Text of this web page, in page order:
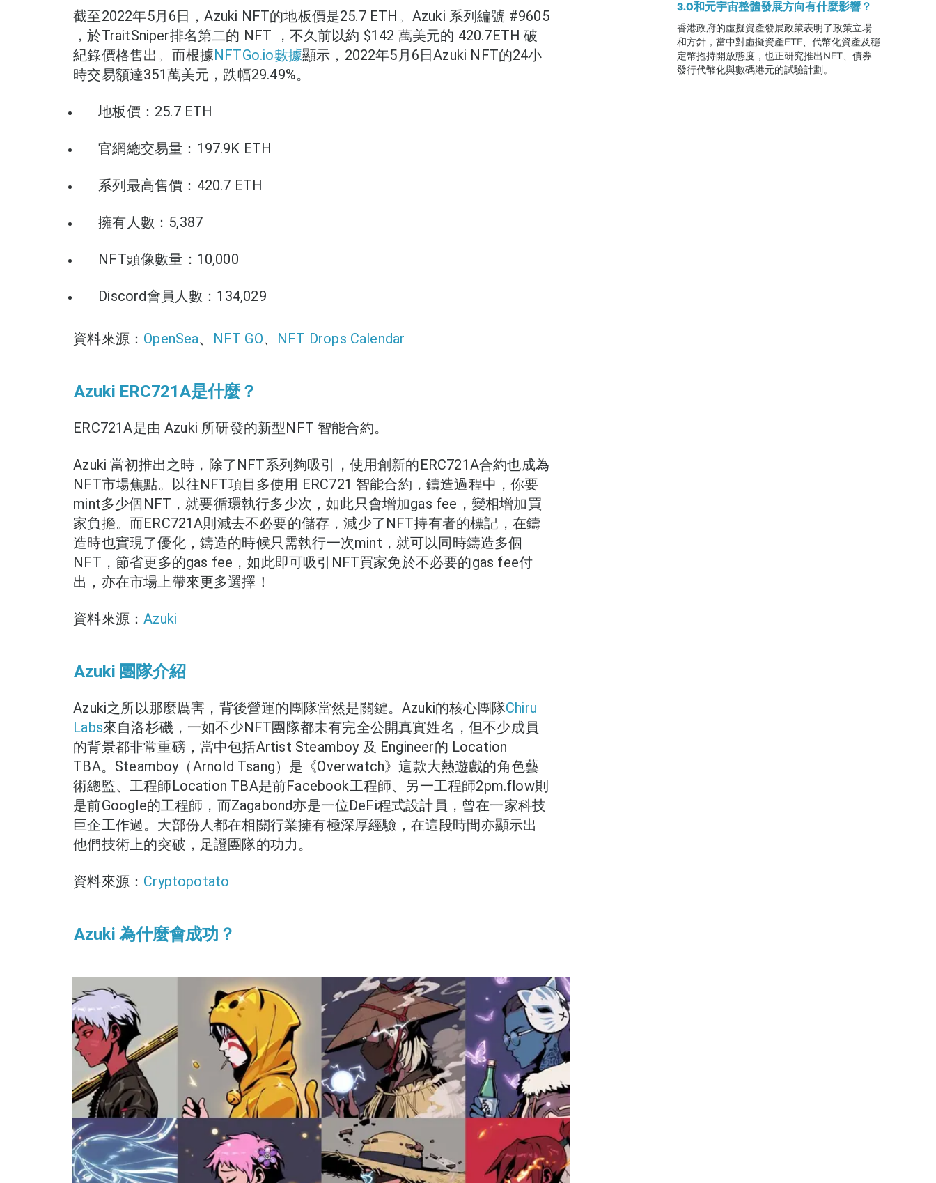
截至2022年5月6日，Azuki NFT的地板價是25.7 ETH。Azuki 系列編號 #9605
，於TraitSniper排名第二的 NFT ，不久前以約 $142 萬美元的 420.7ETH 破
紀錄價格售出。而根據NFTGo.io數據顯示，2022年5月6日Azuki NFT的24小
時交易額達351萬美元，跌幅29.49%。
地板價：25.7 ETH
官網總交易量：197.9K ETH
系列最高售價：420.7 ETH
擁有人數：5,387
NFT頭像數量：10,000
Discord會員人數：134,029
資料來源： OpenSea、 NFT GO、 NFT Drops Calendar
Azuki ERC721A是什麼？
ERC721A是由 Azuki 所研發的新型NFT 智能合約。
Azuki 當初推出之時，除了NFT系列夠吸引，使用創新的ERC721A合約也成為
NFT市場焦點。以往NFT項目多使用 ERC721 智能合約，鑄造過程中，你要
mint多少個NFT，就要循環執行多少次，如此只會增加gas fee，變相增加買
家負擔。而ERC721A則減去不必要的儲存，減少了NFT持有者的標記，在鑄
造時也實現了優化，鑄造的時候只需執行一次mint，就可以同時鑄造多個
NFT，節省更多的gas fee，如此即可吸引NFT買家免於不必要的gas fee付
出，亦在市場上帶來更多選擇！
資料來源：Azuki
Azuki 團隊介紹
Azuki之所以那麼厲害，背後營運的團隊當然是關鍵。Azuki的核心團隊Chiru
Labs來自洛杉磯，一如不少NFT團隊都未有完全公開真實姓名，但不少成員
的背景都非常重磅，當中包括Artist Steamboy 及 Engineer的 Location
TBA。Steamboy（Arnold Tsang）是《Overwatch》這款大熱遊戲的角色藝
術總監、工程師Location TBA是前Facebook工程師、另一工程師2pm.flow則
是前Google的工程師，而Zagabond亦是一位DeFi程式設計員，曾在一家科技
巨企工作過。大部份人都在相關行業擁有極深厚經驗，在這段時間亦顯示出
他們技術上的突破，足證團隊的功力。
資料來源： Cryptopotato
Azuki 為什麼會成功？
3.0和元宇宙整體發展方向有什麼影響？
香港政府的虛擬資產發展政策表明了政策立場
和方針，當中對虛擬資產ETF、代幣化資產及穩
定幣抱持開放態度，也正研究推出NFT、債券
發行代幣化與數碼港元的試驗計劃。